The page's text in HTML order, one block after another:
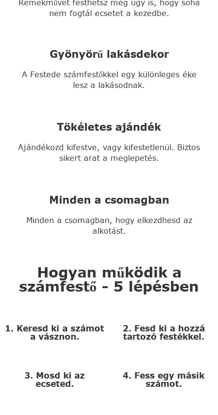
Remekművet festhetsz még úgy is, hogy soha
nem fogtál ecsetet a kezedbe.
Gyönyörű lakásdekor
A Festede számfestőkkel egy különleges éke
lesz a lakásodnak.
Tökéletes ajándék
Ajándékozd kifestve, vagy kifestetlenül. Biztos
sikert arat a meglepetés.
Minden a csomagban
Minden a csomagban, hogy elkezdhesd az
alkotást.
Hogyan működik a
számfestő - 5 lépésben
1. Keresd ki a számot
a vásznon.
2. Fesd ki a hozzá
tartozó festékkel.
3. Mosd ki az
ecseted.
4. Fess egy másik
számot.